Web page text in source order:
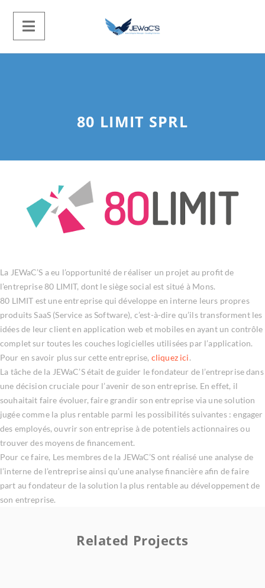
80 LIMIT SPRL
La JEWaC’S a eu l’opportunité de réaliser un projet au profit de
l’entreprise 80 LIMIT, dont le siège social est situé à Mons.
80 LIMIT est une entreprise qui développe en interne leurs propres
produits SaaS (Service as Software), c’est-à-dire qu’ils transforment les
idées de leur client en application web et mobiles en ayant un contrôle
complet sur toutes les couches logicielles utilisées par l’application.
Pour en savoir plus sur cette entreprise, cliquez ici.
La tâche de la JEWaC’S était de guider le fondateur de l’entreprise dans
une décision cruciale pour l’avenir de son entreprise. En effet, il
souhaitait faire évoluer, faire grandir son entreprise via une solution
jugée comme la plus rentable parmi les possibilités suivantes : engager
des employés, ouvrir son entreprise à de potentiels actionnaires ou
trouver des moyens de financement.
Pour ce faire, Les membres de la JEWaC’S ont réalisé une analyse de
l’interne de l’entreprise ainsi qu’une analyse financière afin de faire
part au fondateur de la solution la plus rentable au développement de
son entreprise.
Related Projects